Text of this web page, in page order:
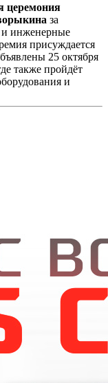
церемония
за
и инженерные
присуждается
25 октября
также пройдёт
и